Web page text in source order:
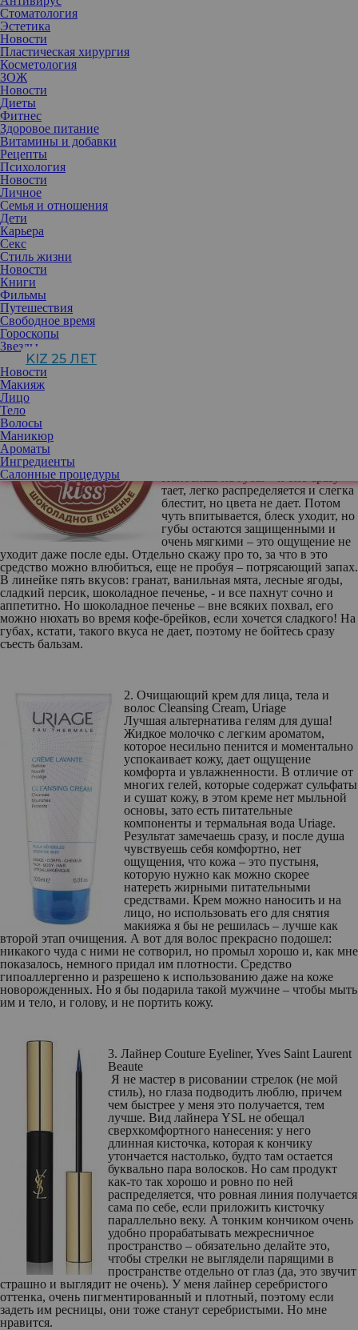
Стоматология
Эстетика
Новости
Пластическая хирургия
Косметология
ЗОЖ
Новости
Диеты
Фитнес
Здоровое питание
Витамины и добавки
Рецепты
Психология
Новости
Личное
Семья и отношения
Дети
Карьера
Секс
Стиль жизни
Новости
Книги
Фильмы
Путешествия
Свободное время
Гороскопы
Звезды
KIZ 25 ЛЕТ
Новости
Макияж
Лицо
Тело
Волосы
Маникюр
Ароматы
Ингредиенты
Салонные процедуры
Фото: instagram.com/yslbeauty/
тает, легко распределяется и слегка
блестит, но цвета не дает. Потом
чуть впитывается, блеск уходит, но
губы остаются защищенными и
очень мягкими – это ощущение не
уходит даже после еды. Отдельно скажу про то, за что в это
средство можно влюбиться, еще не пробуя – потрясающий запах.
В линейке пять вкусов: гранат, ванильная мята, лесные ягоды,
сладкий персик, шоколадное печенье, - и все пахнут сочно и
аппетитно. Но шоколадное печенье – вне всяких похвал, его
можно нюхать во время кофе-брейков, если хочется сладкого! На
губах, кстати, такого вкуса не дает, поэтому не бойтесь сразу
съесть бальзам.
2. Очищающий крем для лица, тела и
волос Cleansing Cream, Uriage
Лучшая альтернатива гелям для душа!
Жидкое молочко с легким ароматом,
которое несильно пенится и моментально
успокаивает кожу, дает ощущение
комфорта и увлажненности. В отличие от
многих гелей, которые содержат сульфаты
и сушат кожу, в этом креме нет мыльной
основы, зато есть питательные
компоненты и термальная вода Uriage.
Результат замечаешь сразу, и после душа
чувствуешь себя комфортно, нет
ощущения, что кожа – это пустыня,
которую нужно как можно скорее
натереть жирными питательными
средствами. Крем можно наносить и на
лицо, но использовать его для снятия
макияжа я бы не решилась – лучше как
второй этап очищения. А вот для волос прекрасно подошел:
никакого чуда с ними не сотворил, но промыл хорошо и, как мне
показалось, немного придал им плотности. Средство
гипоаллергенно и разрешено к использованию даже на коже
новорожденных. Но я бы подарила такой мужчине – чтобы мыть
им и тело, и голову, и не портить кожу.
3. Лайнер Couture Eyeliner, Yves Saint Laurent
Beaute
Я не мастер в рисовании стрелок (не мой
стиль), но глаза подводить люблю, причем
чем быстрее у меня это получается, тем
лучше. Вид лайнера YSL не обещал
сверхкомфортного нанесения: у него
длинная кисточка, которая к кончику
утончается настолько, будто там остается
буквально пара волосков. Но сам продукт
как-то так хорошо и ровно по ней
распределяется, что ровная линия получается
сама по себе, если приложить кисточку
параллельно веку. А тонким кончиком очень
удобно прорабатывать межресничное
пространство – обязательно делайте это,
чтобы стрелки не выглядели парящими в
пространстве отдельно от глаз (да, это звучит
страшно и выглядит не очень). У меня лайнер серебристого
оттенка, очень пигментированный и плотный, поэтому если
задеть им ресницы, они тоже станут серебристыми. Но мне
нравится.